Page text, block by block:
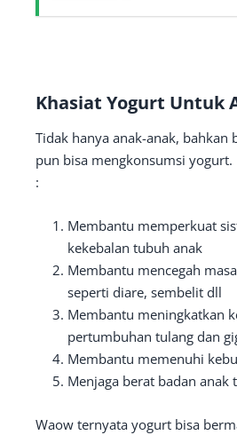
Khasiat Yogurt Untuk
Tidak hanya anak-anak, bahkan
pun bisa mengkonsumsi
:
Membantu memperkuat
kekebalan tubuh anak
Membantu mencegah
seperti diare, sembelit dll
Membantu meningkatkan
pertumbuhan tulang dan
Membantu memenuhi
Menjaga berat badan anak
Waow ternyata yogurt bisa